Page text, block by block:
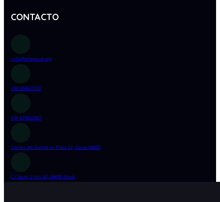
CONTACTO
info@afagava.org
+34 934617120
+34 619802867
Carrer de Guifré el Pilós 12, Gavà 08850
C/ Sant Lluís 60, 08850 Gavà